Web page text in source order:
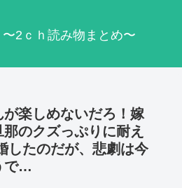
2ｃｈ読み物まとめ〜
が楽しめないだろ！嫁
のクズっぷりに耐え
したのだが、悲劇は今
で…